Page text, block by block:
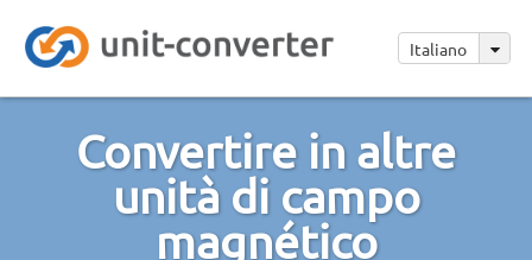
Italiano
Convertire in altre
unità di campo
magnético